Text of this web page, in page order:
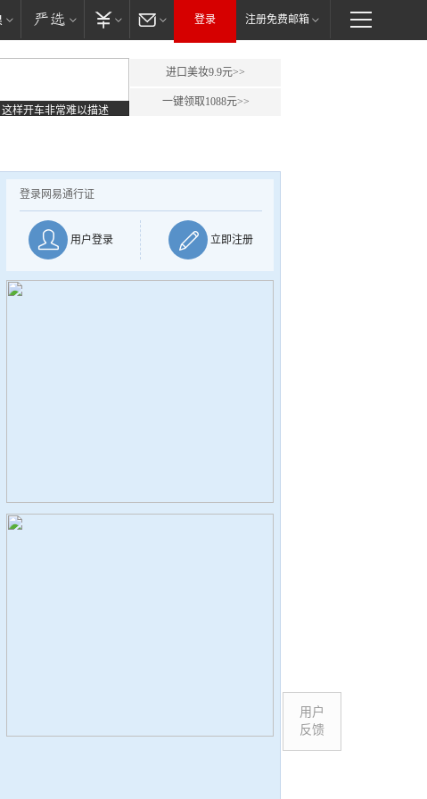
登录 注册免费邮箱
这样开车非常难以描述
进口美妆9.9元>>
一键领取1088元>>
登录网易通行证
用户登录 立即注册
用户
反馈